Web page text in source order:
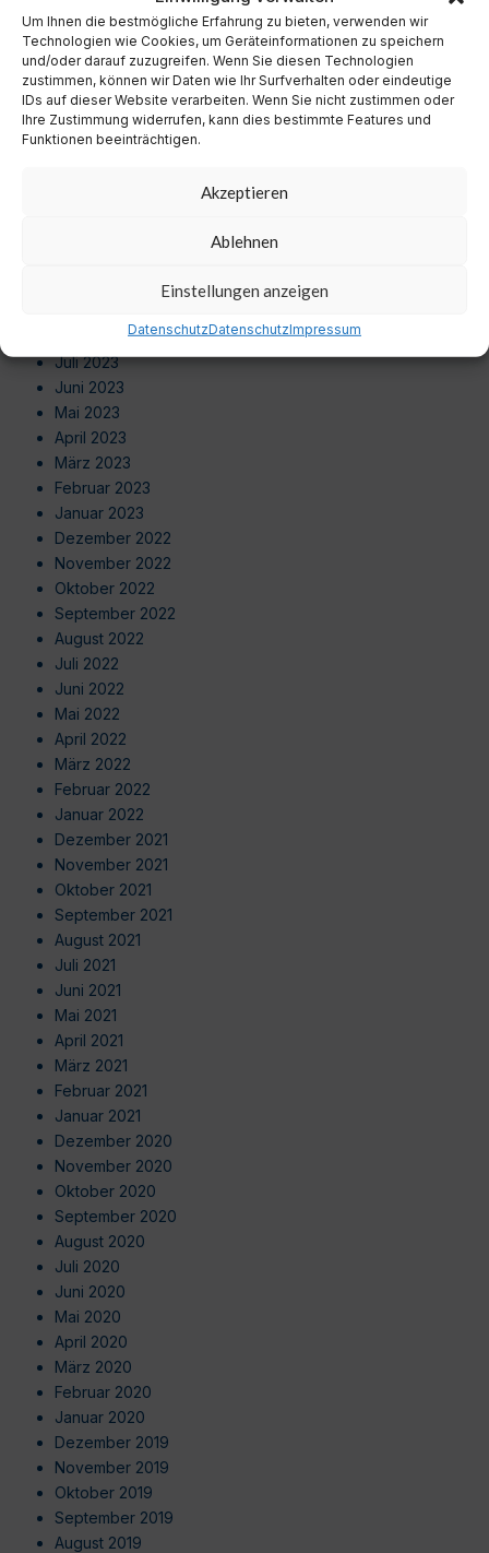
Um Ihnen die bestmögliche Erfahrung zu bieten, verwenden wir
Technologien wie Cookies, um Geräteinformationen zu speichern
und/oder darauf zuzugreifen. Wenn Sie diesen Technologien
zustimmen, können wir Daten wie Ihr Surfverhalten oder eindeutige
IDs auf dieser Website verarbeiten. Wenn Sie nicht zustimmen oder
Ihre Zustimmung widerrufen, kann dies bestimmte Features und
Funktionen beeinträchtigen.
Akzeptieren
Ablehnen
Einstellungen anzeigen
DatenschutzDatenschutzImpressum
August 2024
Juli 2024
Juni 2024
Mai 2024
April 2024
August 2023
Juli 2023
Juni 2023
Mai 2023
April 2023
März 2023
Februar 2023
Januar 2023
Dezember 2022
November 2022
Oktober 2022
September 2022
August 2022
Juli 2022
Juni 2022
Mai 2022
April 2022
März 2022
Februar 2022
Januar 2022
Dezember 2021
November 2021
Oktober 2021
September 2021
August 2021
Juli 2021
Juni 2021
Mai 2021
April 2021
März 2021
Februar 2021
Januar 2021
Dezember 2020
November 2020
Oktober 2020
September 2020
August 2020
Juli 2020
Juni 2020
Mai 2020
April 2020
März 2020
Februar 2020
Januar 2020
Dezember 2019
November 2019
Oktober 2019
September 2019
August 2019